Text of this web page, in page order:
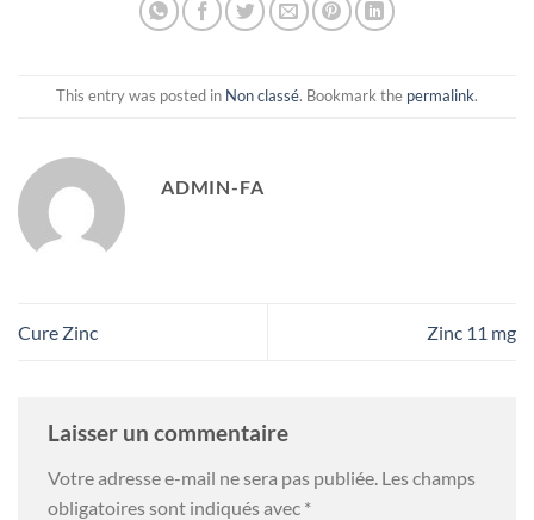
This entry was posted in Non classé. Bookmark the permalink.
ADMIN-FA
Cure Zinc Zinc 11 mg
Laisser un commentaire
Votre adresse e-mail ne sera pas publiée. Les champs
obligatoires sont indiqués avec *